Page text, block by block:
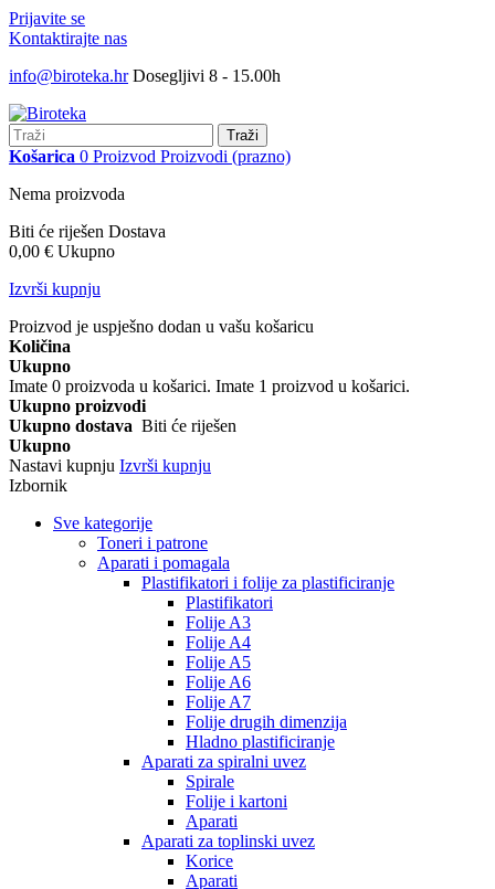
Prijavite se
Kontaktirajte nas
info@biroteka.hr Dosegljivi 8 - 15.00h
Traži
Košarica 0 Proizvod Proizvodi (prazno)
Nema proizvoda
Biti će riješen Dostava
0,00 € Ukupno
Izvrši kupnju
Proizvod je uspješno dodan u vašu košaricu
Količina
Ukupno
Imate 0 proizvoda u košarici. Imate 1 proizvod u košarici.
Ukupno proizvodi
Ukupno dostava Biti će riješen
Ukupno
Nastavi kupnju Izvrši kupnju
Izbornik
Sve kategorije
Toneri i patrone
Aparati i pomagala
Plastifikatori i folije za plastificiranje
Plastifikatori
Folije A3
Folije A4
Folije A5
Folije A6
Folije A7
Folije drugih dimenzija
Hladno plastificiranje
Aparati za spiralni uvez
Spirale
Folije i kartoni
Aparati
Aparati za toplinski uvez
Korice
Aparati